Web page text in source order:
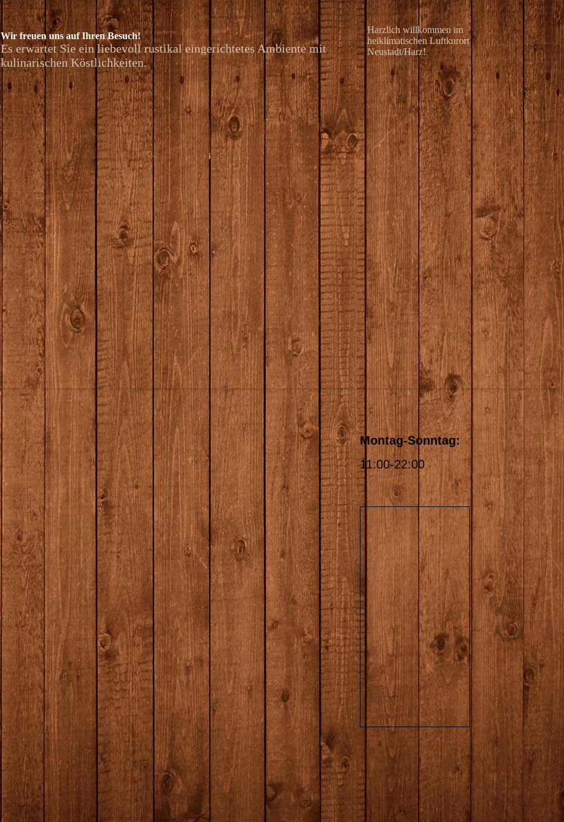
Wir freuen uns auf Ihren Besuch!
Es erwartet Sie ein liebevoll rustikal eingerichtetes Ambiente mit
kulinarischen Köstlichkeiten.
Harzlich willkommen im
heiklimatischen Luftkurort
Neustadt/Harz!
Montag-Sonntag:
11:00-22:00